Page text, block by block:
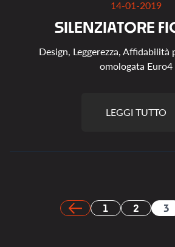
14-01-2019
SILENZIATORE FI
Design, Leggerezza, Affidabilità
omologata Euro4
LEGGI TUTTO
1 2 3